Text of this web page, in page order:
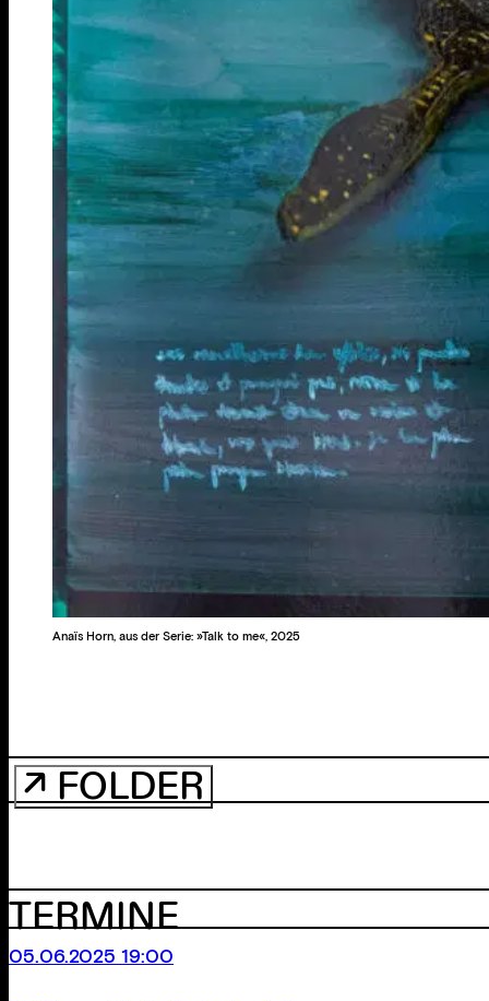
Anaïs Horn, aus der Serie: »Talk to me«, 2025
↗ FOLDER
TERMINE
05.06.2025 19:00